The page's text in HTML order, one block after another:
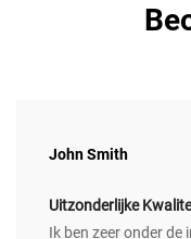
John Smith
Uitzonderlijke
Ik ben zeer onder